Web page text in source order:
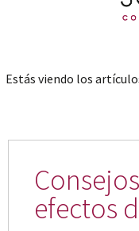
Sanare cocina +
Estás viendo los
efectos